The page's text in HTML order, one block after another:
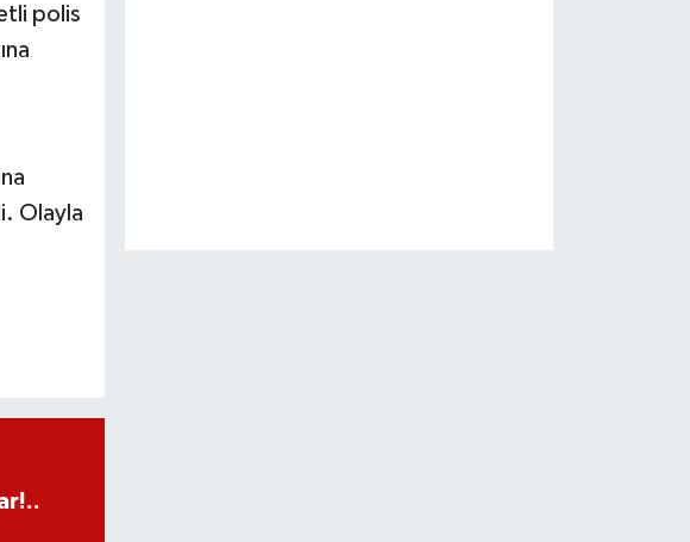
polis
Olayla